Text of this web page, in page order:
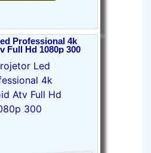
Professional 4k
Full Hd 1080p 300